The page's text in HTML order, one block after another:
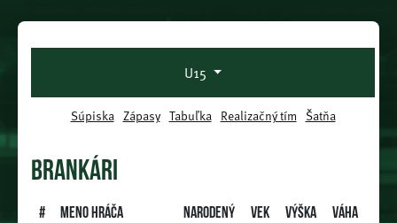
U15
Súpiska Zápasy Tabuľka Realizačný tím Šatňa
BRANKÁRI
# Meno hráča Narodený Vek Výška Váha